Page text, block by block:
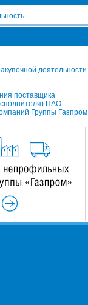
деятельности
поставщика
ПАО
Группы Газпром